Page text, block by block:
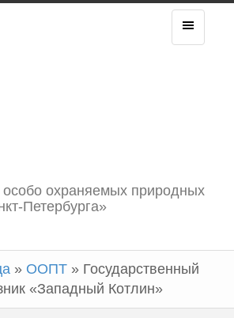
охраняемых природных
Петербурга»
» ООПТ» Государственный
«Западный Котлин»